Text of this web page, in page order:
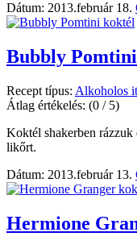
Dátum: 2013.február 18.
Bubbly
Recept típus: Alkoholos
Átlag értékelés: (0 / 5)
Koktél shakerben rázzuk
likőrt.
Dátum: 2013.február 13.
Hermione